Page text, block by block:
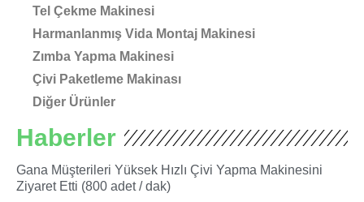
Tel Çekme Makinesi
Harmanlanmış Vida Montaj Makinesi
Zımba Yapma Makinesi
Çivi Paketleme Makinası
Diğer Ürünler
Haberler
Gana Müşterileri Yüksek Hızlı Çivi Yapma Makinesini
Ziyaret Etti (800 adet / dak)